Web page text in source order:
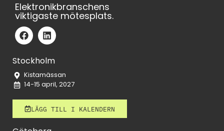
Elektronikbranschens
viktigaste mötesplats.
Stockholm
Kistamässan
14-15 april, 2027
LÄGG TILL I KALENDERN